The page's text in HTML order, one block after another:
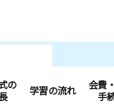
の
学習の流れ
会費
手